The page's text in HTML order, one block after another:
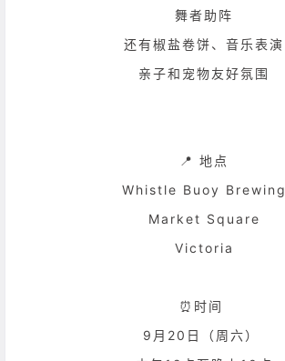
舞者助阵
还有椒盐卷饼、音乐表演
亲子和宠物友好氛围
📍 地点
Whistle Buoy Brewing
Market Square
Victoria
⏰时间
9月20日（周六）